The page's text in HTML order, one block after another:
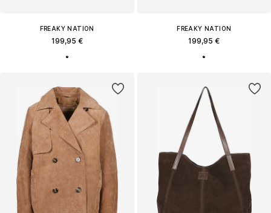
FREAKY NATION
199,95 €
FREAKY NATION
199,95 €